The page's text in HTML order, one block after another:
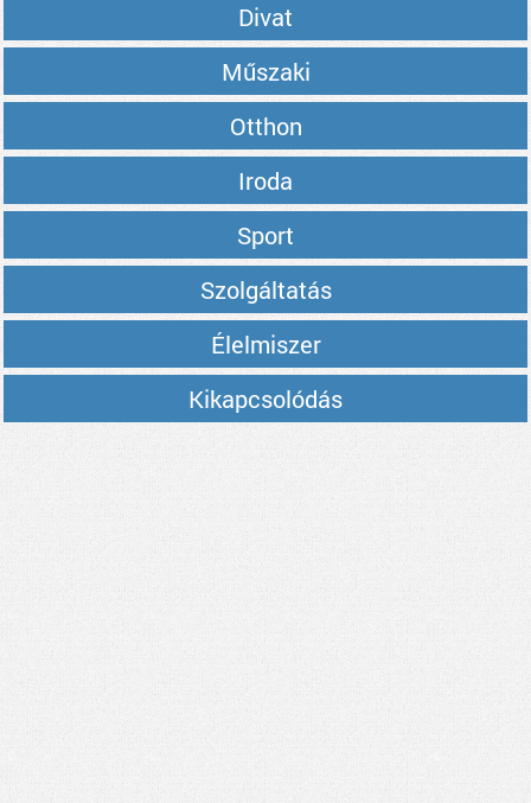
Divat
Műszaki
Otthon
Iroda
Sport
Szolgáltatás
Élelmiszer
Kikapcsolódás